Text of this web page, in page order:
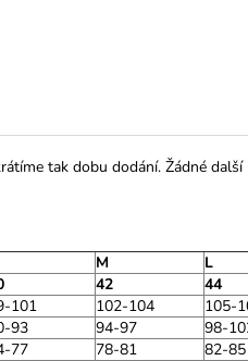
tak dobu dodání. Žádné
M L
42 44
101 102-104 105-
93 94-97 98-
77 78-81 82-85